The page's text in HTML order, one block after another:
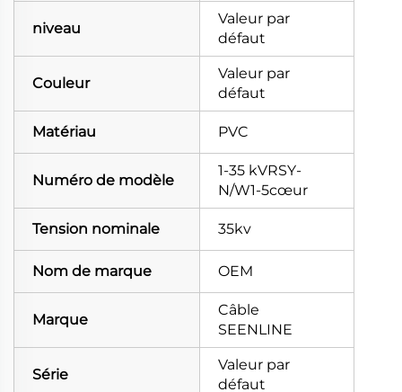
niveau
Valeur par
défaut
Couleur
Valeur par
défaut
Matériau PVC
Numéro de modèle
1-35 kVRSY-
N/W1-5cœur
Tension nominale 35kv
Nom de marque OEM
Marque
Câble
SEENLINE
Série
Valeur par
défaut